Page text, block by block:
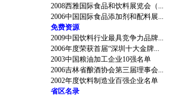
2008西雅国际食品和饮料展览会（...
2006中国国际食品添加剂和配料展...
免费资源
2009中国饮料行业最具竞争力品牌...
2006年度荣获首届“深圳十大金牌...
2003中国粮油加工企业10强名单
2006吉林省酿酒协会第三届理事会...
2002年度饮料制造业百强企业名单
省区名录